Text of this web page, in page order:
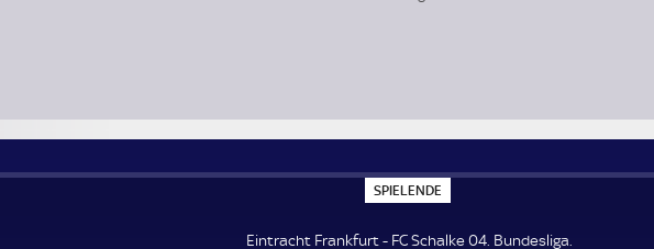
SPIELENDE
P
E
Eintracht Frankfurt - FC Schalke 04. Bundesliga.